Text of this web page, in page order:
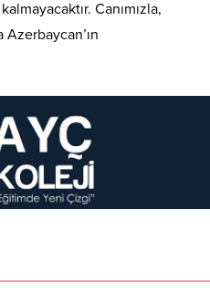
Canımızla,
Azerbaycan’ın